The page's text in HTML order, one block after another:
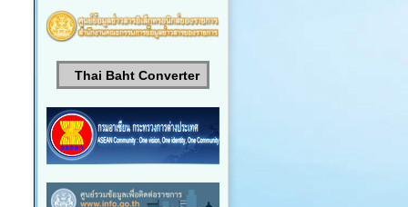
Thai Baht Converter